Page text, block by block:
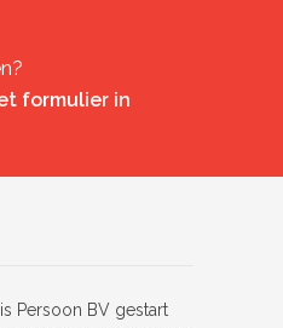
formulier in
Persoon BV gestart